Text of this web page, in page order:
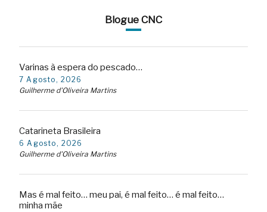
Blogue CNC
Varinas à espera do pescado…
7 Agosto, 2026
Guilherme d'Oliveira Martins
Catarineta Brasileira
6 Agosto, 2026
Guilherme d'Oliveira Martins
Mas é mal feito… meu pai, é mal feito… é mal feito…
minha mãe